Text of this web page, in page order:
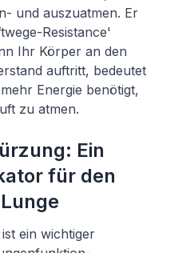
und auszuatmen. Er
Resistance'
Ihr Körper an den
auftritt, bedeutet
Energie benötigt,
zu atmen.
Ein
für den
ein wichtiger